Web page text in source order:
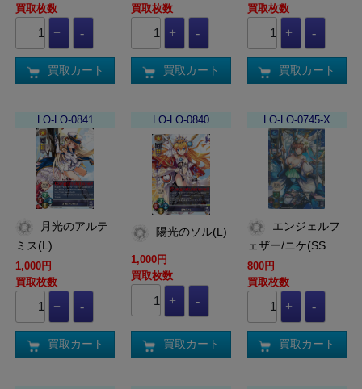
買取枚数
買取カート
買取枚数
買取カート
買取枚数
買取カート
LO-LO-0841
ミス(L)
1,000円
買取枚数
買取カート
LO-LO-0840
陽光のソル(L)
1,000円
買取枚数
買取カート
LO-LO-0745-X
ェザー/ニケ(SS…
800円
買取枚数
買取カート